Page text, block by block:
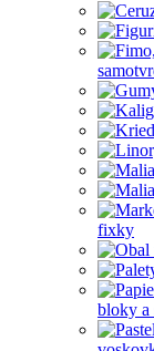
fixky
bloky a